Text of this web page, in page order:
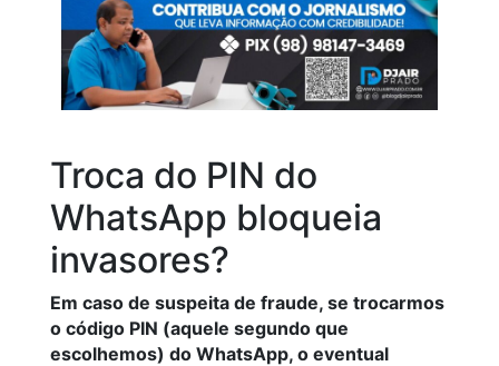
Troca do PIN do
WhatsApp bloqueia
invasores?
Em caso de suspeita de fraude, se trocarmos
o código PIN (aquele segundo que
escolhemos) do WhatsApp, o eventual